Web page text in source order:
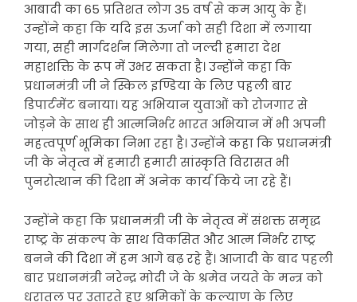
आबादी का 65 प्रतिशत लोग 35 वर्ष से कम आयु के हैं।
उन्होंने कहा कि यदि इस ऊर्जा को सही दिशा में लगाया
गया, सही मार्गदर्शन मिलेगा तो जल्दी हमारा देश
महाशक्ति के रूप में उभर सकता है। उन्होंने कहा कि
प्रधानमंत्री जी ने स्किल इण्डिया के लिए पहली बार
डिपार्टमेंट बनाया। यह अभियान युवाओं को रोजगार से
जोड़ने के साथ ही आत्मनिर्भर भारत अभियान में भी अपनी
महत्वपूर्ण भूमिका निभा रहा है। उन्होंने कहा कि प्रधानमंत्री
जी के नेतृत्व में हमारी हमारी सांस्कृति विरासत भी
पुनरोत्थान की दिशा में अनेक कार्य किये जा रहे हैं।
उन्होंने कहा कि प्रधानमंत्री जी के नेतृत्व में संशक्त समृद्ध
राष्ट्र के संकल्प के साथ विकसित और आत्म निर्भर राष्ट्र
बनने की दिशा में हम आगे बढ़ रहे हैं। आजादी के बाद पहली
बार प्रधानमंत्री नरेन्द्र मोदी जे के श्रमेव जयते के मन्त्र को
धरातल पर उतारते हुए श्रमिकों के कल्याण के लिए